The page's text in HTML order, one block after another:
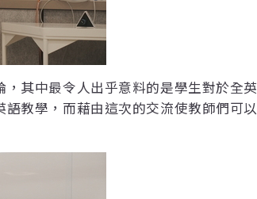
其中最令人出乎意料的是學生對於全英
教學，而藉由這次的交流使教師們可以